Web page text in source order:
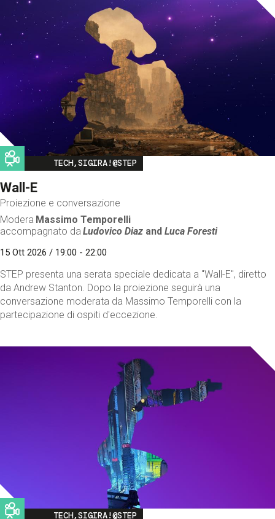
Image
TECH,SIGIRA!@STEP
Wall-E
Proiezione e conversazione
Modera Massimo Temporelli
accompagnato da Ludovico Diaz andLuca Foresti
15 Ott 2026 / 19:00 - 22:00
STEP presenta una serata speciale dedicata a "Wall-E", diretto
da Andrew Stanton. Dopo la proiezione seguirà una
conversazione moderata da Massimo Temporelli con la
partecipazione di ospiti d'eccezione.
Image
TECH,SIGIRA!@STEP